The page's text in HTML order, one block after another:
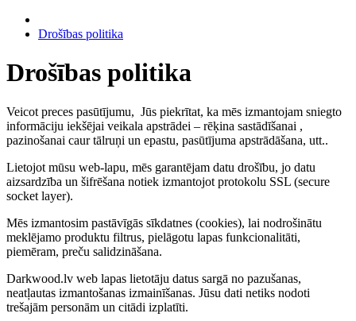
Drošības politika
Drošības politika
Veicot preces pasūtījumu, Jūs piekrītat, ka mēs izmantojam sniegto
informāciju iekšējai veikala apstrādei – rēķina sastādīšanai ,
pazinošanai caur tālruņi un epastu, pasūtījuma apstrādāšana, utt..
Lietojot mūsu web-lapu, mēs garantējam datu drošību, jo datu
aizsardzība un šifrēšana notiek izmantojot protokolu SSL (secure
socket layer).
Mēs izmantosim pastāvīgās sīkdatnes (cookies), lai nodrošinātu
meklējamo produktu filtrus, pielāgotu lapas funkcionalitāti,
piemēram, preču salidzināšana.
Darkwood.lv web lapas lietotāju datus sargā no pazušanas,
neatļautas izmantošanas izmainīšanas. Jūsu dati netiks nodoti
trešajām personām un citādi izplatīti.